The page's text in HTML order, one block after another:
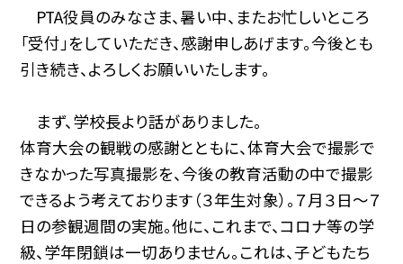
PTA役員のみなさま、暑い中、またお忙しいところ
「受付」をしていただき、感謝申しあげます。今後とも
引き続き、よろしくお願いいたします。
まず、学校長より話がありました。
体育大会の観戦の感謝とともに、体育大会で撮影で
きなかった写真撮影を、今後の教育活動の中で撮影
できるよう考えております（３年生対象）。７月３日〜７
日の参観週間の実施。他に、これまで、コロナ等の学
級、学年閉鎖は一切ありません。これは、子どもたち